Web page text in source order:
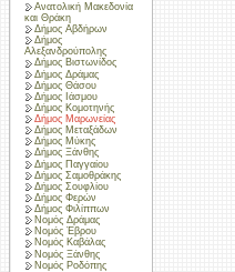
Ανατολική Μακεδονία
και Θράκη
Δήμος Αβδήρων
Δήμος
Αλεξανδρούπολης
Δήμος Βιστωνίδος
Δήμος Δράμας
Δήμος Θάσου
Δήμος Ιάσμου
Δήμος Κομοτηνής
Δήμος Μαρωνείας
Δήμος Μεταξάδων
Δήμος Μύκης
Δήμος Ξάνθης
Δήμος Παγγαίου
Δήμος Σαμοθράκης
Δήμος Σουφλίου
Δήμος Φερών
Δήμος Φιλίππων
Νομός Δράμας
Νομός Έβρου
Νομός Καβάλας
Νομός Ξάνθης
Νομός Ροδόπης